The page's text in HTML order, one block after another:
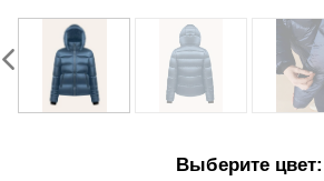
Выберите цвет: